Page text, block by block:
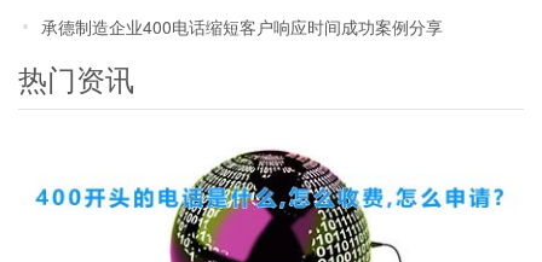
承德制造企业400电话缩短客户响应时间成功案例分享
热门资讯